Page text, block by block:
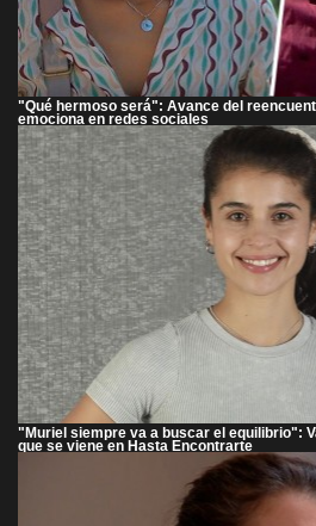
"Qué hermoso será": Avance del
emociona en redes sociales
"Muriel siempre va a buscar el equilibrio":
que se viene en Hasta Encontrarte